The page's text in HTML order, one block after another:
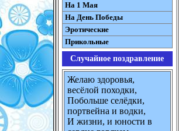
На 1 Мая
На День Победы
Эротические
Прикольные
Случайное поздравление
Желаю здоровья,
весёлой походки,
Побольше селёдки,
портвейна и водки,
И жизни, и юности в